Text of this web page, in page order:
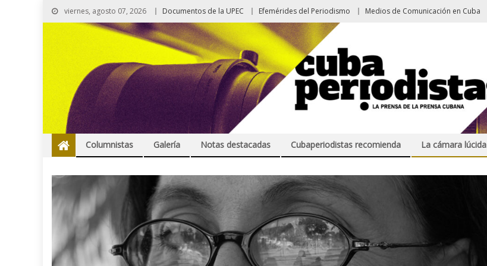
viernes, agosto 07, 2026 Documentos de la UPEC Efemérides del Periodismo Medios de Comunicación en Cuba
Columnistas Galería Notas destacadas Cubaperiodistas recomienda La cámara lúcida